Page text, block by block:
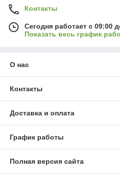
Контакты
Сегодня работает с 09:00
Показать весь график
О нас
Контакты
Доставка и оплата
График работы
Полная версия сайта